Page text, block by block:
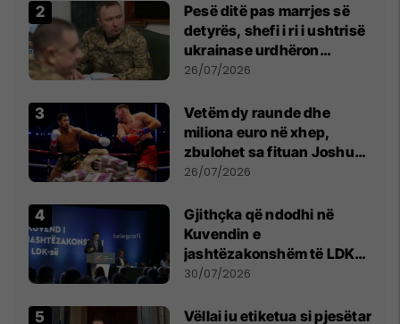
Pesë ditë pas marrjes së
detyrës, shefi i ri i ushtrisë
ukrainase urdhëron
kontroll të madh
26/07/2026
Vetëm dy raunde dhe
miliona euro në xhep,
zbulohet sa fituan Joshua
e Prenga
26/07/2026
Gjithçka që ndodhi në
Kuvendin e
jashtëzakonshëm të LDK-
së
30/07/2026
Vëllai iu etiketua si pjesëtar